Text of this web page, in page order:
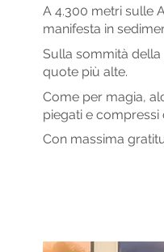
A 4.300 metri sulle
manifesta in
Sulla sommità
quote più alte.
Come per magia,
piegati e
Con massima